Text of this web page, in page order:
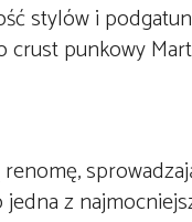
stylów i
punkowy
z